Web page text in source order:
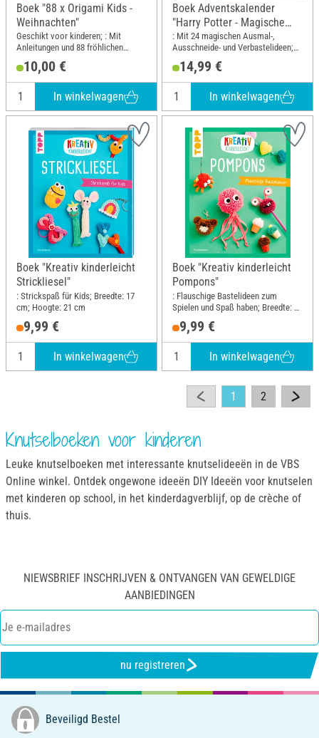
Boek "88 x Origami Kids -
Weihnachten"
Geschikt voor kinderen; : Mit
Anleitungen und 88 fröhlichen
Papieren zum Sofort-Loslegen;
Lengte: 20 cm; Breedte: 20 cm
10,00 €
In winkelwagen
Boek Adventskalender
"Harry Potter - Magische
Adventszeit"
: Mit 24 magischen Ausmal-,
Ausschneide- und Verbastelideen;
Breedte: 21 cm; Hoogte: 21 cm
14,99 €
In winkelwagen
Boek "Kreativ kinderleicht
Strickliesel"
: Strickspaß für Kids; Breedte: 17
cm; Hoogte: 21 cm
9,99 €
In winkelwagen
Boek "Kreativ kinderleicht
Pompons"
: Flauschige Bastelideen zum
Spielen und Spaß haben; Breedte: 17
cm; Hoogte: 21 cm
9,99 €
In winkelwagen
1 2
Knutselboeken voor kinderen
Leuke knutselboeken met interessante knutselideeën in de VBS
Online winkel. Ontdek ongewone ideeën DIY Ideeën voor knutselen
met kinderen op school, in het kinderdagverblijf, op de crèche of
thuis.
NIEWSBRIEF INSCHRIJVEN & ONTVANGEN VAN GEWELDIGE
AANBIEDINGEN
nu registreren
Beveiligd Bestel